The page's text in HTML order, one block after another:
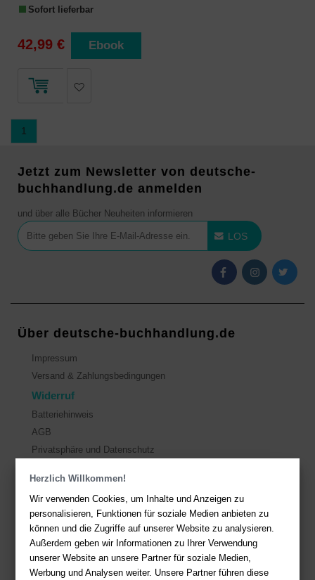
Herzlich Willkommen!
Wir verwenden Cookies, um Inhalte und Anzeigen zu
personalisieren, Funktionen für soziale Medien anbieten zu
können und die Zugriffe auf unserer Website zu analysieren.
Außerdem geben wir Informationen zu Ihrer Verwendung
unserer Website an unsere Partner für soziale Medien,
Werbung und Analysen weiter. Unsere Partner führen diese
Sofort lieferbar
42,99 € Ebook
1
Jetzt zum Newsletter von deutsche-
buchhandlung.de anmelden
und über alle Bücher Neuheiten informieren
LOS
Über deutsche-buchhandlung.de
Impressum
Versand & Zahlungsbedingungen
Widerruf
Batteriehinweis
AGB
Privatsphäre und Datenschutz
Sie haben Fragen? Hier finden Sie Antworten auf häufig gestellte
Fragen.
Fragen per E-Mail: service@deutsche-buchhandlung.de
Telefon: +49 (0)511 - 982 684 41